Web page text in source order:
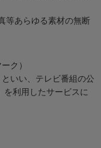
等あらゆる素材の無断
ク）
といい、テレビ番組の公
を利用したサービスに